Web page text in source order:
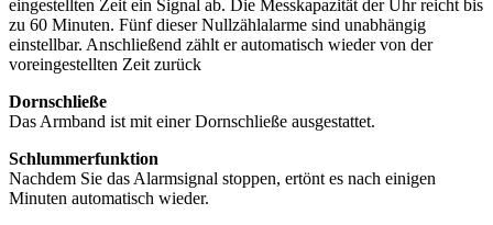
eingestellten Zeit ein Signal ab. Die Messkapazität der Uhr reicht bis
zu 60 Minuten. Fünf dieser Nullzählalarme sind unabhängig
einstellbar. Anschließend zählt er automatisch wieder von der
voreingestellten Zeit zurück
Dornschließe
Das Armband ist mit einer Dornschließe ausgestattet.
Schlummerfunktion
Nachdem Sie das Alarmsignal stoppen, ertönt es nach einigen
Minuten automatisch wieder.